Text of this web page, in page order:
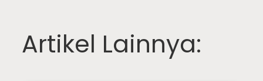
Artikel Lainnya: